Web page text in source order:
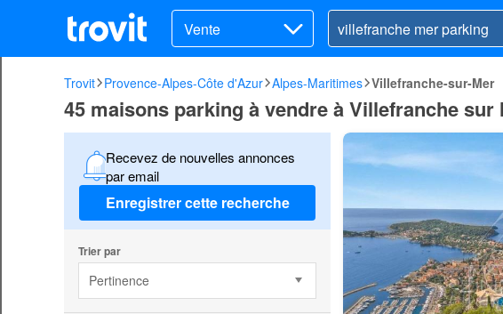
Vente
Trovit Provence-Alpes-Côte d'Azur Alpes-Maritimes Villefranche-sur-Mer
45 maisons parking à vendre à Villefranche sur
Recevez de nouvelles annonces
par email
Enregistrer cette recherche
Trier par
Pertinence